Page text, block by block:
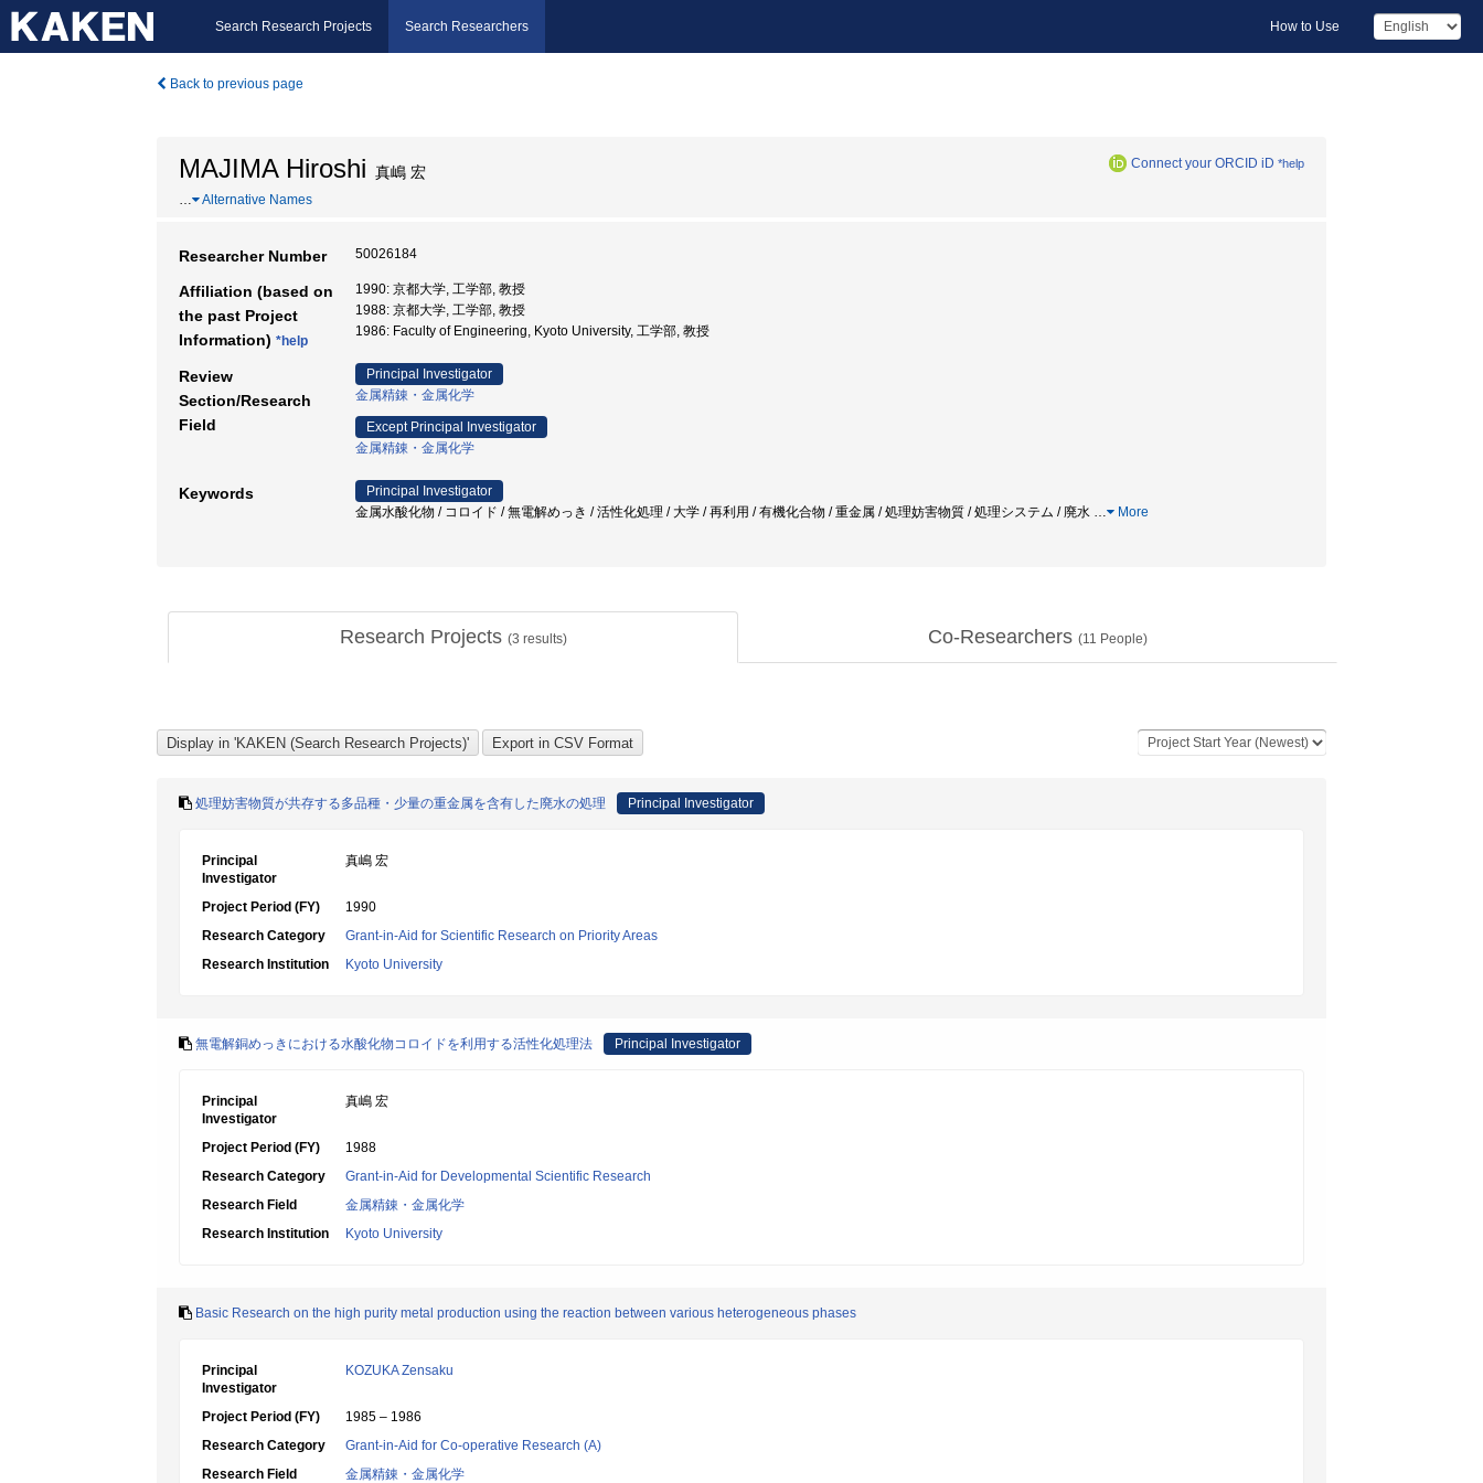
Search Research Projects Search Researchers How to Use
Back to previous page
MAJIMA Hiroshi 真嶋 宏 Connect your ORCID iD *help
… Alternative Names
Researcher Number 50026184
Affiliation (based on
the past Project
Information) *help
1990: 京都大学, 工学部, 教授
1988: 京都大学, 工学部, 教授
1986: Faculty of Engineering, Kyoto University, 工学部, 教授
Review
Section/Research
Field
Principal Investigator
金属精錬・金属化学
Except Principal Investigator
金属精錬・金属化学
Keywords
Principal Investigator
金属水酸化物 / コロイド / 無電解めっき / 活性化処理 / 大学 / 再利用 / 有機化合物 / 重金属 / 処理妨害物質 / 処理システム / 廃水 … More
Research Projects (3 results) Co-Researchers (11 People)
処理妨害物質が共存する多品種・少量の重金属を含有した廃水の処理 Principal Investigator
Principal
Investigator
真嶋 宏
Project Period (FY)
1990
Research Category
Grant-in-Aid for Scientific Research on Priority Areas
Research Institution
Kyoto University
無電解銅めっきにおける水酸化物コロイドを利用する活性化処理法 Principal Investigator
Principal
Investigator
真嶋 宏
Project Period (FY)
1988
Research Category
Grant-in-Aid for Developmental Scientific Research
Research Field
金属精錬・金属化学
Research Institution
Kyoto University
Basic Research on the high purity metal production using the reaction between various heterogeneous phases
Principal
Investigator
KOZUKA Zensaku
Project Period (FY)
1985 – 1986
Research Category
Grant-in-Aid for Co-operative Research (A)
Research Field
金属精錬・金属化学